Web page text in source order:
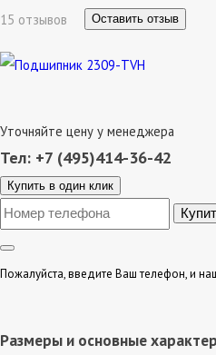
15 отзывов Оставить отзыв
Уточняйте цену у менеджера
Тел: +7 (495)414-36-42
Купить в один клик
Пожалуйста, введите Ваш телефон, и
Размеры и основные